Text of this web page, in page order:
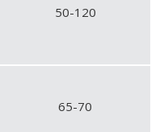
50-120
65-70